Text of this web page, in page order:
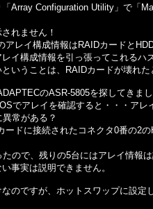
Array Configuration Utility」で「
れません！
アレイ構成情報はRAIDカードと
イ構成情報を引っ張ってこれるハ
いうことは、RAIDカードが壊れ
のASR-5805を探してきま
でアレイを確認すると・・・アレ
常がある？
ードに接続されたコネクタ0番の2
ので、残りの5台にはアレイ情報
事実は説明できません。
のですが、ホットスワップに設定